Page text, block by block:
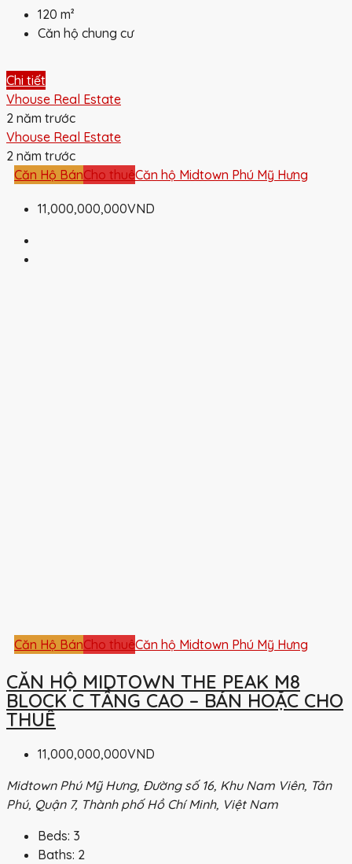
120 m²
Căn hộ chung cư
Chi tiết
Vhouse Real Estate
2 năm trước
Vhouse Real Estate
2 năm trước
Căn Hộ BánCho thuêCăn hộ Midtown Phú Mỹ Hưng
11,000,000,000VND
Căn Hộ BánCho thuêCăn hộ Midtown Phú Mỹ Hưng
CĂN HỘ MIDTOWN THE PEAK M8
BLOCK C TẦNG CAO – BÁN HOẶC CHO
THUÊ
11,000,000,000VND
Midtown Phú Mỹ Hưng, Đường số 16, Khu Nam Viên, Tân
Phú, Quận 7, Thành phố Hồ Chí Minh, Việt Nam
Beds: 3
Baths: 2